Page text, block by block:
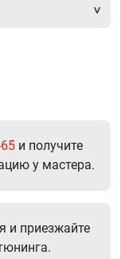
и получите
у мастера.
и приезжайте